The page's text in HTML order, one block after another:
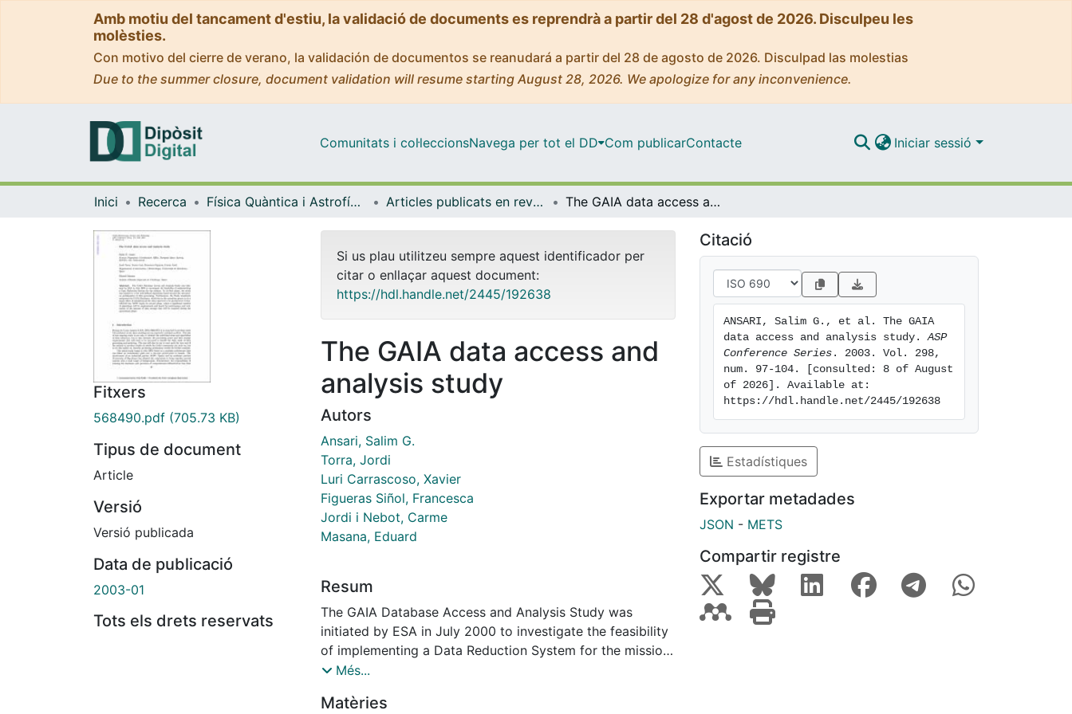
Amb motiu del tancament d'estiu, la validació de documents es reprendrà a partir del 28 d'agost de 2026. Disculpeu les
molèsties.
Con motivo del cierre de verano, la validación de documentos se reanudará a partir del 28 de agosto de 2026. Disculpad las molestias
Due to the summer closure, document validation will resume starting August 28, 2026. We apologize for any inconvenience.
Comunitats i col·leccionsNavega per tot el DD Com publicarContacte Iniciar sessió
Inici Recerca Física Quàntica i Astrofísica Articles publicats en revistes (Física Quàntica i Astrofísica) The GAIA data access and analysis study
Fitxers
568490.pdf (705.73 KB)
Tipus de document
Article
Versió
Versió publicada
Data de publicació
2003-01
Tots els drets reservats
Si us plau utilitzeu sempre aquest identificador per
citar o enllaçar aquest document:
https://hdl.handle.net/2445/192638
The GAIA data access and
analysis study
Autors
Ansari, Salim G.
Torra, Jordi
Luri Carrascoso, Xavier
Figueras Siñol, Francesca
Jordi i Nebot, Carme
Masana, Eduard
Resum
The GAIA Database Access and Analysis Study was
initiated by ESA in July 2000 to investigate the feasibility
of implementing a Data Reduction System for the mission.
In its first phase, the study was limited to a few well-
problematics of data processing. Furthermore, the Study
Més...
Matèries
Citació
ANSARI, Salim G., et al. The GAIA
data access and analysis study. ASP
Conference Series . 2003. Vol. 298,
num. 97-104. [consulted: 8 of August
of 2026]. Available at:
https://hdl.handle.net/2445/192638
Estadístiques
Exportar metadades
JSON - METS
Compartir registre